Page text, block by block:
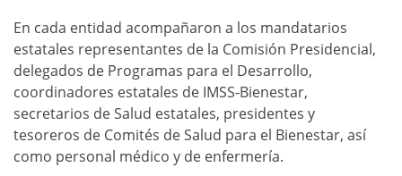
En cada entidad acompañaron a los mandatarios
estatales representantes de la Comisión Presidencial,
delegados de Programas para el Desarrollo,
coordinadores estatales de IMSS-Bienestar,
secretarios de Salud estatales, presidentes y
tesoreros de Comités de Salud para el Bienestar, así
como personal médico y de enfermería.